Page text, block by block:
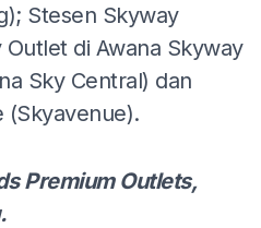
Stesen Skyway
di Awana Skyway
Sky Central) dan
(Skyavenue).
Premium Outlets,